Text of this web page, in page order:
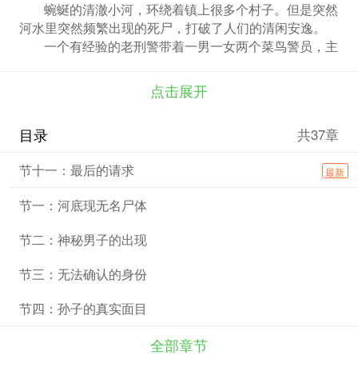
蜿蜒的清澈小河，环绕着镇上很多个村子。但是突然
河水里突然频繁出现的死尸，打破了人们的清闲安逸。
一个有经验的老刑警带着一男一女两个菜鸟警员，主
索，连身份都迟迟无法确认。案件一次又一次的陷入僵
10多岁的相恋中的女孩，为深入报道这条新闻，打听到
循环杀人链浮出水面，那些尸体既是被害人也是凶
看似天衣无缝的杀人设计，却因一颗偶然闯入的棋子
点击展开
目录 共37章
节十一：最后的请求 最新
节一：河底现无名尸体
节二：神秘男子的出现
节三：无法确认的身份
节四：孙子的真实面目
全部章节